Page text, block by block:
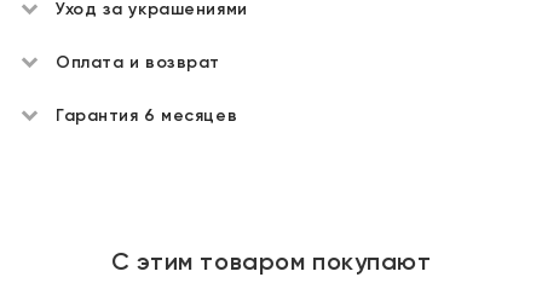
Уход за украшениями
Оплата и возврат
Гарантия 6 месяцев
С этим товаром покупают